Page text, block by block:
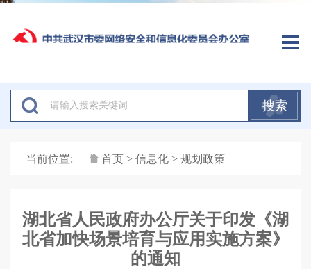
搜索
当前位置: 首页 > 信息化 > 规划政策
湖北省人民政府办公厅关于印发《湖
北省加快场景培育与应用实施方案》
的通知